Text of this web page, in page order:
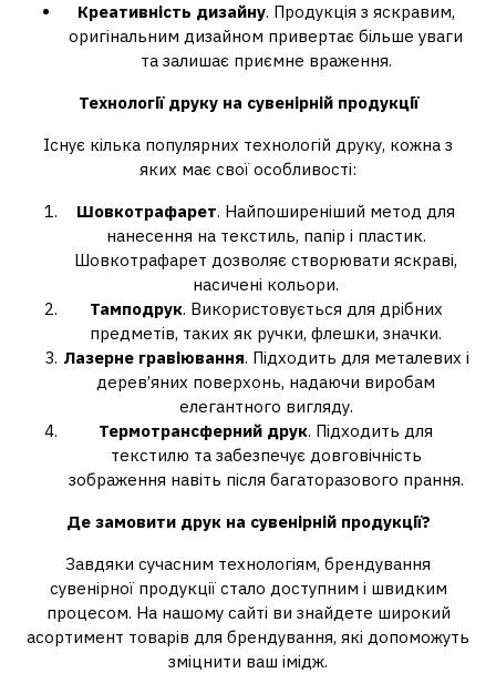
Креативність дизайну. Продукція з яскравим,
оригінальним дизайном привертає більше уваги
та залишає приємне враження.
Технології друку на сувенірній продукції
Існує кілька популярних технологій друку, кожна з
яких має свої особливості:
Шовкотрафарет. Найпоширеніший метод для
нанесення на текстиль, папір і пластик.
Шовкотрафарет дозволяє створювати яскраві,
насичені кольори.
Тамподрук. Використовується для дрібних
предметів, таких як ручки, флешки, значки.
Лазерне гравіювання. Підходить для металевих і
дерев’яних поверхонь, надаючи виробам
елегантного вигляду.
Термотрансферний друк. Підходить для
текстилю та забезпечує довговічність
зображення навіть після багаторазового прання.
Де замовити друк на сувенірній продукції?
Завдяки сучасним технологіям, брендування
сувенірної продукції стало доступним і швидким
процесом. На нашому сайті ви знайдете широкий
асортимент товарів для брендування, які допоможуть
зміцнити ваш імідж.